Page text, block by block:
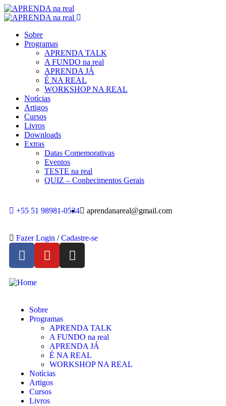
Sobre
Programas
APRENDA TALK
A FUNDO na real
APRENDA JÁ
É NA REAL
WORKSHOP NA REAL
Notícias
Artigos
Cursos
Livros
Downloads
Extras
Datas Comemorativas
Eventos
TESTE na real
QUIZ – Conhecimentos Gerais
+55 51 98981-0534 aprendanareal@gmail.com
Fazer Login / Cadastre-se
Sobre
Programas
APRENDA TALK
A FUNDO na real
APRENDA JÁ
É NA REAL
WORKSHOP NA REAL
Notícias
Artigos
Cursos
Livros